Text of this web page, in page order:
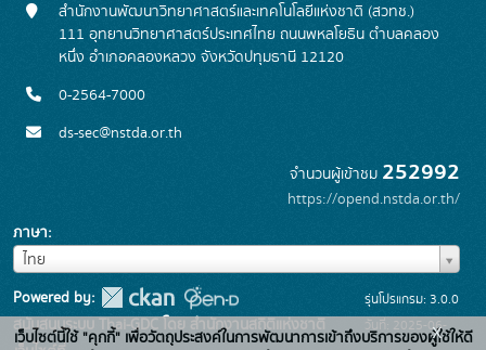
สำนักงานพัฒนาวิทยาศาสตร์และเทคโนโลยีแห่งชาติ (สวทช.)
111 อุทยานวิทยาศาสตร์ประเทศไทย ถนนพหลโยธิน ตำบลคลอง
หนึ่ง อำเภอคลองหลวง จังหวัดปทุมธานี 12120
0-2564-7000
ds-sec@nstda.or.th
จำนวนผู้เข้าชม 252992
https://opend.nstda.or.th/
ภาษา
ไทย
ภาษา
Powered by:
สนับสนุนระบบ Thai-GDC โดย สำนักงานสถิติแห่งชาติ
รุ่นโปรแกรม: 3.0.0
วันที่: 2025-06-
เว็บไซต์นี้ใช้ "คุกกี้" เพื่อวัตถุประสงค์ในการพัฒนาการเข้าถึงบริการของผู้ใช้ให้ดี
x